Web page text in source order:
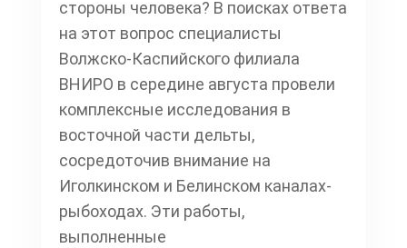
стороны человека? В поисках ответа
на этот вопрос специалисты
Волжско-Каспийского филиала
ВНИРО в середине августа провели
комплексные исследования в
восточной части дельты,
сосредоточив внимание на
Иголкинском и Белинском каналах-
рыбоходах. Эти работы,
выполненные